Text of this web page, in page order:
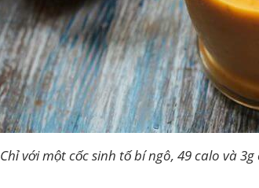
Chỉ với một cốc sinh tố bí ngô, 49 calo và